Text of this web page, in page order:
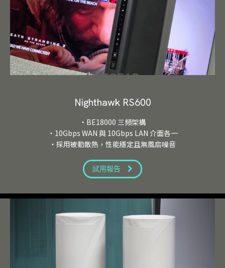
NETGEAR
Nighthawk RS600
・BE18000 三頻架構
・10Gbps WAN 與 10Gbps LAN 介面各一
・採用被動散熱，性能穩定且無風扇噪音
試用報告